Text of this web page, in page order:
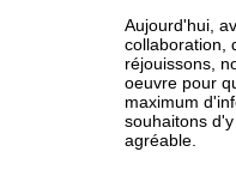
Aujourd'hui,
collaboration,
réjouissons,
oeuvre pour
maximum
souhaitons
agréable.